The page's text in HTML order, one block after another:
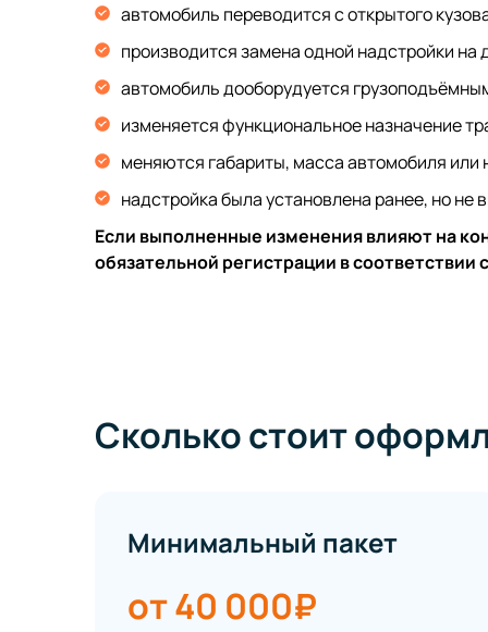
автомобиль переводится с открытого
производится замена одной надстройки
автомобиль дооборудуется
изменяется функциональное назначение
меняются габариты, масса автомобиля или
надстройка была установлена ранее, но не
Если выполненные изменения влияют на
обязательной регистрации в соответствии
Сколько стоит
Минимальный пакет
от 40 000₽